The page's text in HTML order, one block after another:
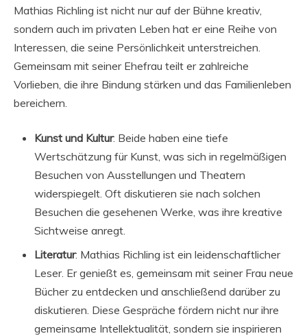
Mathias Richling ist nicht nur auf der Bühne kreativ,
sondern auch im privaten Leben hat er eine Reihe von
Interessen, die seine Persönlichkeit unterstreichen.
Gemeinsam mit seiner Ehefrau teilt er zahlreiche
Vorlieben, die ihre Bindung stärken und das Familienleben
bereichern.
Kunst und Kultur: Beide haben eine tiefe
Wertschätzung für Kunst, was sich in regelmäßigen
Besuchen von Ausstellungen und Theatern
widerspiegelt. Oft diskutieren sie nach solchen
Besuchen die gesehenen Werke, was ihre kreative
Sichtweise anregt.
Literatur: Mathias Richling ist ein leidenschaftlicher
Leser. Er genießt es, gemeinsam mit seiner Frau neue
Bücher zu entdecken und anschließend darüber zu
diskutieren. Diese Gespräche fördern nicht nur ihre
gemeinsame Intellektualität, sondern sie inspirieren